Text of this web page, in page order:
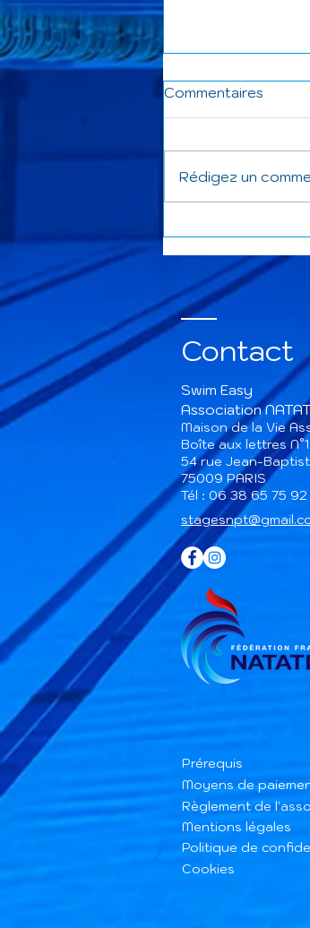
Stage estival à
Commentaires
Rédigez un
Contact
Swim Easy
Association
Maison de la Vie
Boîte aux lettres N°1
54 rue Jean-
75009 PARIS​
Tél : 06 38 65 75 92
Prérequis
Moyens de
Règlement de
Mentions légales
Politique de
Cookies